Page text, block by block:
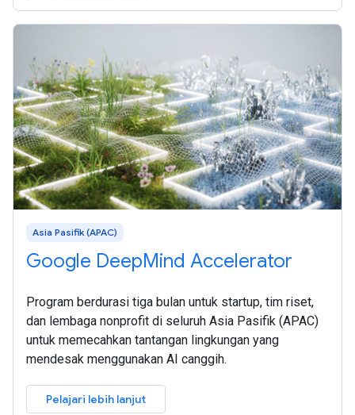
Asia Pasifik (APAC)
Google DeepMind Accelerator
Program berdurasi tiga bulan untuk startup, tim riset,
dan lembaga nonprofit di seluruh Asia Pasifik (APAC)
untuk memecahkan tantangan lingkungan yang
mendesak menggunakan AI canggih.
Pelajari lebih lanjut